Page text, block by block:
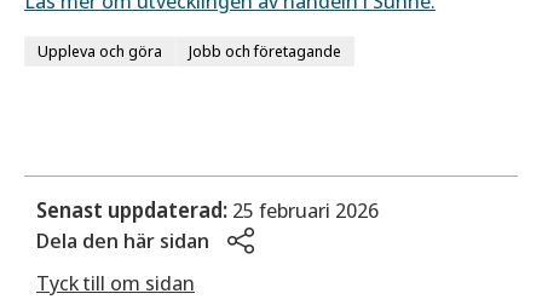
Uppleva och göra Jobb och företagande
Senast uppdaterad: 25 februari 2026
Dela den här sidan
Tyck till om sidan